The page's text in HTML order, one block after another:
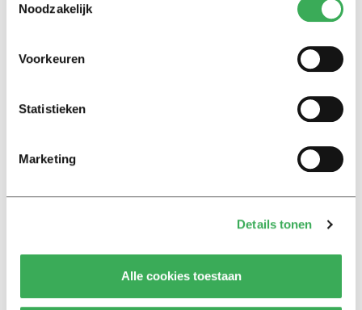
Noodzakelijk
Voorkeuren
Statistieken
Marketing
Details tonen
Alle cookies toestaan
solliciteren naar deze functie; dit kan uitsluitend online.
Univers) en voeg een CV toe.
De briefselectie vindt plaats op 25 augustus 2022; kort
2022
Deze vacature is gelijktijdig in- en extern gepubliceerd.
Bij gelijke geschiktheid, gaat onze voorkeur uit naar een